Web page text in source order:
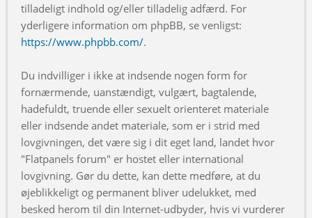
tilladeligt indhold og/eller tilladelig adfærd. For
yderligere information om phpBB, se venligst:
https://www.phpbb.com/.
Du indvilliger i ikke at indsende nogen form for
fornærmende, uanstændigt, vulgært, bagtalende,
hadefuldt, truende eller sexuelt orienteret materiale
eller indsende andet materiale, som er i strid med
lovgivningen, det være sig i dit eget land, landet hvor
"Flatpanels forum" er hostet eller international
lovgivning. Gør du dette, kan dette medføre, at du
øjeblikkeligt og permanent bliver udelukket, med
besked herom til din Internet-udbyder, hvis vi vurderer